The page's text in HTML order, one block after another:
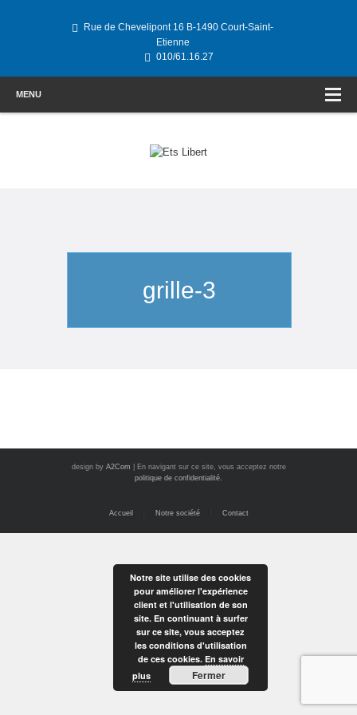
Rue de Chevelipont 16 B-1490 Court-Saint-
Etienne
010/61.16.27
MENU
grille-3
design by A2Com | En navigant sur ce site, vous acceptez notre
politique de confidentialité.
Accueil Notre société Contact
Notre site utilise des cookies
pour améliorer l'expérience
client et l'utilisation de son
site. En continuant à surfer
sur ce site, vous acceptez
les conditions d'utilisation
de ces cookies. En savoir
plus
Fermer